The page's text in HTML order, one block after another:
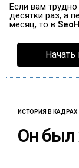
Если вам
десятки раз, а
месяц, то в
ИСТОРИЯ В КАДРАХ
Он был